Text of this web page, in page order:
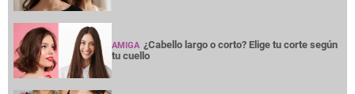
AMIGA ¿Cabello largo o corto? Elige tu corte según
tu cuello